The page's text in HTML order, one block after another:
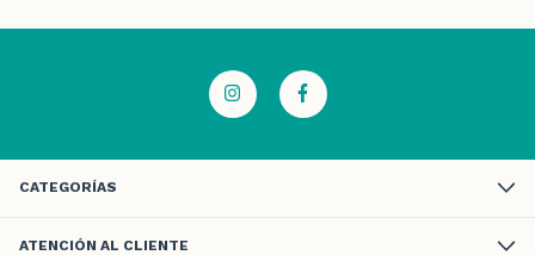
CATEGORÍAS
ATENCIÓN AL CLIENTE